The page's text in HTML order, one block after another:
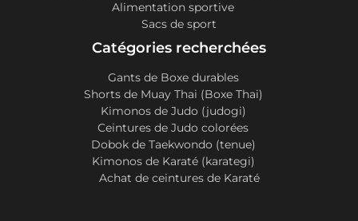
Alimentation sportive
Sacs de sport
Catégories recherchées
Gants de Boxe durables
Shorts de Muay Thai (Boxe Thai)
Kimonos de Judo (judogi)
Ceintures de Judo colorées
Dobok de Taekwondo (tenue)
Kimonos de Karaté (karategi)
Achat de ceintures de Karaté